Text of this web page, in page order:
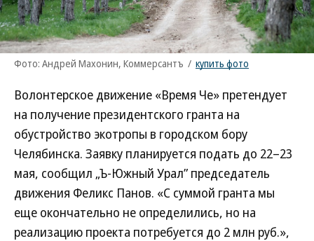
Фото: Андрей Махонин, Коммерсантъ / купить фото
Волонтерское движение «Время Че» претендует
на получение президентского гранта на
обустройство экотропы в городском бору
Челябинска. Заявку планируется подать до 22–23
мая, сообщил „Ъ-Южный Урал” председатель
движения Феликс Панов. «С суммой гранта мы
еще окончательно не определились, но на
реализацию проекта потребуется до 2 млн руб.»,